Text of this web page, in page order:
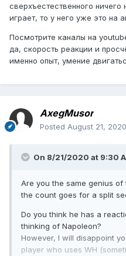
сверхъестественного
играет, то у него уже это на
Посмотрите каналы на
да, скорость реакции и
именно опыт, умение
AxegMusor
Posted August 21, 2020
On 8/21/2020 at 9:30
Are you the same genius
the count goes for a split
Do you think he has a
thinking of Napoleon?
However, I will disappoint
player who uses WH